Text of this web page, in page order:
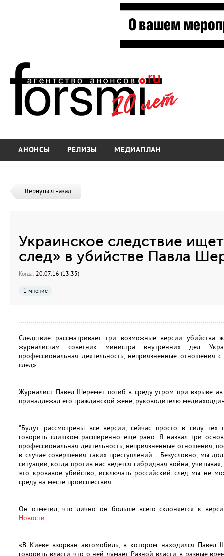
АНОНСЫ РЕЛИЗЫ МЕДИАПЛАН
Вернуться назад
Украинское следствие
след» в убийстве Павла
Когда: 20.07.16 (13:35)
1 мнение
Следствие рассматривает три возможные версии убийства
журналистам советник министра внутренних дел
профессиональная деятельность, неприязненные отношения
след».
Журналист Павел Шеремет погиб в среду утром при взрыве
принадлежал его гражданской жене, руководителю
"Будут рассмотрены все версии, сейчас просто в силу тех
говорить слишком расширенно еще рано. Я назвал три
профессиональная деятельность, неприязненные отношения,
в случае совершения таких преступлений… Безусловно, мы
ситуации, когда против нас ведется гибридная война,
это кровавое убийство, исключать российский след мы не
среду на месте происшествия.
Он отметил, что лично он больше всего склоняется к
Новости.
«В Киеве взорван автомобиль, в котором находился Павел
говорить власти, что о ней думает. Разной власти, в разные